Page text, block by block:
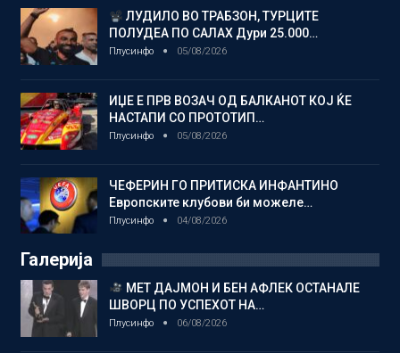
ЛУДИЛО ВО ТРАБЗОН, ТУРЦИТЕ
ПОЛУДЕА ПО САЛАХ Дури 25.000…
Плусинфо 05/08/2026
ИЏЕ Е ПРВ ВОЗАЧ ОД БАЛКАНОТ КОЈ ЌЕ
НАСТАПИ СО ПРОТОТИП…
Плусинфо 05/08/2026
ЧЕФЕРИН ГО ПРИТИСКА ИНФАНТИНО
Европските клубови би можеле…
Плусинфо 04/08/2026
Галерија
МЕТ ДАЈМОН И БЕН АФЛЕК ОСТАНАЛЕ
ШВОРЦ ПО УСПЕХОТ НА…
Плусинфо 06/08/2026